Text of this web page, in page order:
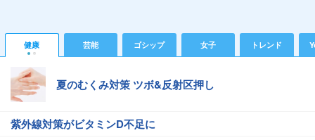
健康 芸能 ゴシップ 女子 トレンド
夏のむくみ対策 ツボ&反射区押し
紫外線対策がビタミンD不足に